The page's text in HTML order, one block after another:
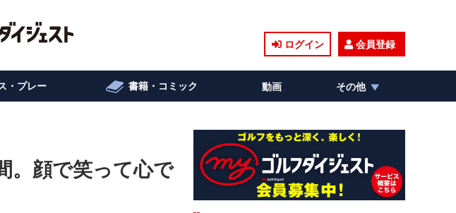
ログイン 会員登録
・プレー 書籍・コミック 動画 その他
。顔で笑って心で